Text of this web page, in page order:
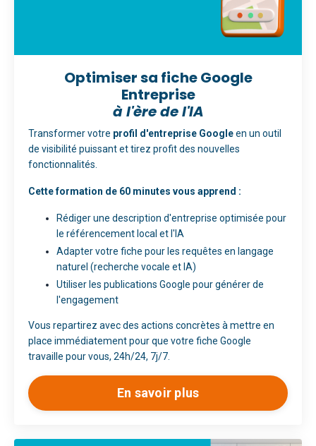
Optimiser sa fiche Google
Entreprise
à l'ère de l'IA
Transformer votre profil d'entreprise Googleen un outil
de visibilité puissant et tirez profit des nouvelles
fonctionnalités.
Cette formation de 60 minutes vous apprend :
Rédiger une description d'entreprise optimisée pour
le référencement local et l'IA
Adapter votre fiche pour les requêtes en langage
naturel (recherche vocale et IA)
Utiliser les publications Google pour générer de
l'engagement
Vous repartirez avec des actions concrètes à mettre en
place immédiatement pour que votre fiche Google
travaille pour vous, 24h/24, 7j/7.
En savoir plus